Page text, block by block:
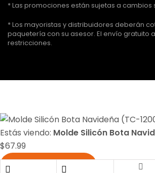
* Las promociones están sujetas a cambios
* Los mayoristas y distribuidores deberán
paquetería con su asesor. El envío gratuito
restricciones.
Estás viendo: Molde Silicón Bota
$67.99
Añadir al carrito